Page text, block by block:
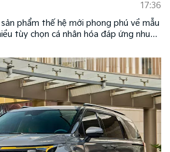
17:36
phẩm thế hệ mới phong phú về mẫu
tùy chọn cá nhân hóa đáp ứng nhu
Nam.